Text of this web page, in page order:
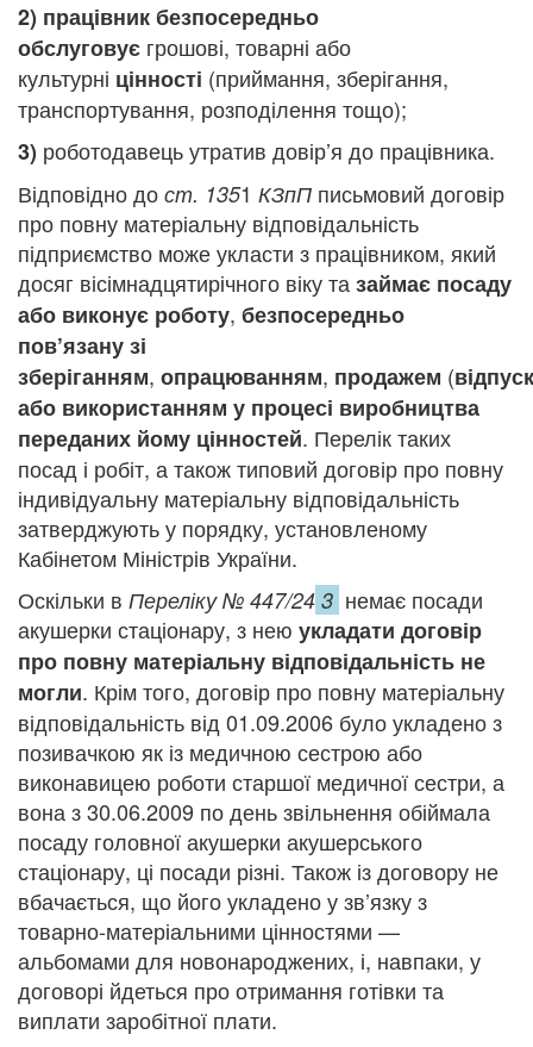
2) працівник безпосередньо
обслуговує грошові, товарні або
культурні цінності (приймання, зберігання,
транспортування, розподілення тощо);
3) роботодавець утратив довір’я до працівника.
Відповідно до ст. 1351 КЗпП письмовий договір
про повну матеріальну відповідальність
підприємство може укласти з працівником, який
досяг вісімнадцятирічного віку та займає посаду
або виконує роботу, безпосередньо
пов’язану зі
зберіганням, опрацюванням, продажем (
або використанням у процесі виробництва
переданих йому цінностей. Перелік таких
посад і робіт, а також типовий договір про повну
індивідуальну матеріальну відповідальність
затверджують у порядку, установленому
Кабінетом Міністрів України.
Оскільки в Переліку № 447/24 3 немає посади
акушерки стаціонару, з нею укладати договір
про повну матеріальну відповідальність не
могли. Крім того, договір про повну матеріальну
відповідальність від 01.09.2006 було укладено з
позивачкою як із медичною сестрою або
виконавицею роботи старшої медичної сестри, а
вона з 30.06.2009 по день звільнення обіймала
посаду головної акушерки акушерського
стаціонару, ці посади різні. Також із договору не
вбачається, що його укладено у зв’язку з
товарно-матеріальними цінностями —
альбомами для новонароджених, і, навпаки, у
договорі йдеться про отримання готівки та
виплати заробітної плати.